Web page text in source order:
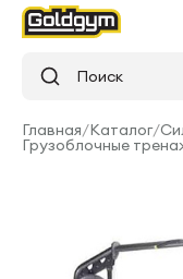
Поиск
Главная/Каталог/
Грузоблочные